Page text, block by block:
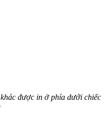
được in ở phía dưới chiếc